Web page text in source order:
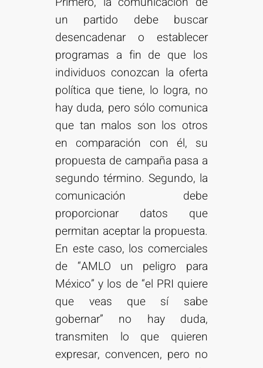
un partido debe buscar
desencadenar o establecer
programas a fin de que los
individuos conozcan la oferta
política que tiene, lo logra, no
hay duda, pero sólo comunica
que tan malos son los otros
en comparación con él, su
propuesta de campaña pasa a
segundo término. Segundo, la
comunicación debe
proporcionar datos que
permitan aceptar la propuesta.
En este caso, los comerciales
de “AMLO un peligro para
México” y los de “el PRI quiere
que veas que sí sabe
gobernar” no hay duda,
transmiten lo que quieren
expresar, convencen, pero no